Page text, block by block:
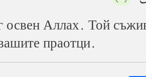
Аллах. Той
праотци.